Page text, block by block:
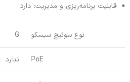
قابلیت برنامه‌ریزی و مدیریت: دارد
نوع سوئیچ سیسکو G
PoE ندارد